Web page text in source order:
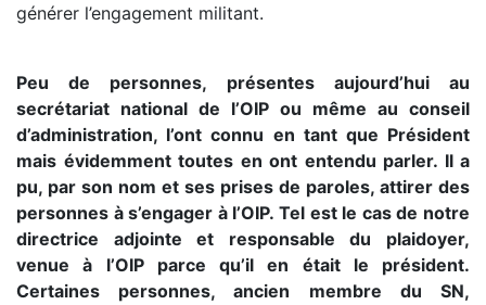
générer l’engagement militant.
Peu de personnes, présentes aujourd’hui au
secrétariat national de l’OIP ou même au conseil
d’administration, l’ont connu en tant que Président
mais évidemment toutes en ont entendu parler. Il a
pu, par son nom et ses prises de paroles, attirer des
personnes à s’engager à l’OIP. Tel est le cas de notre
directrice adjointe et responsable du plaidoyer,
venue à l’OIP parce qu’il en était le président.
Certaines personnes, ancien membre du SN,